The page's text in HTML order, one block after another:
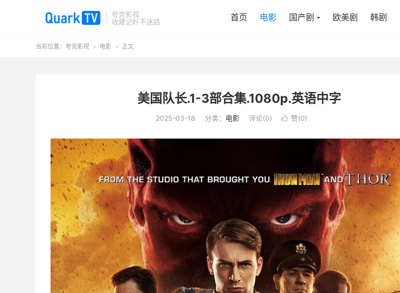
夸克影视
收藏记好不迷路
首页 电影 国产剧 欧美剧 韩剧
当前位置： 夸克影视  电影  正文
美国队长.1-3部合集.1080p.英语中字
2025-03-18 分类： 电影 评论(0)  赞(0)